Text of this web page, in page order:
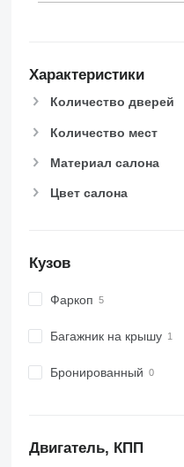
Характеристики
Количество дверей
Количество мест
Материал салона
Цвет салона
Кузов
Фаркоп
Багажник на крышу
Бронированный
Двигатель, КПП